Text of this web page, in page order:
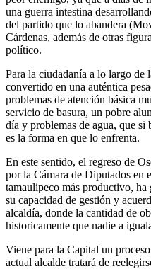
una guerra intestina
del partido que lo abandera
Cárdenas, además de otras
político.
Para la ciudadanía a lo largo de
convertido en una auténtica
problemas de atención básica
servicio de basura, un pobre
día y problemas de agua, que si
es la forma en que lo enfrenta.
En este sentido, el regreso de
por la Cámara de Diputados en
tamaulipeco más productivo,
su capacidad de gestión y
alcaldía, donde la cantidad de
historicamente que nadie a
Viene para la Capital un
actual alcalde tratará de